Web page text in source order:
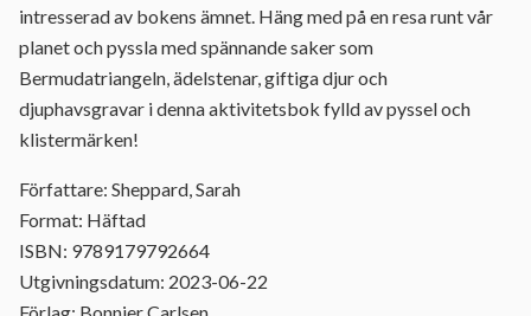
intresserad av bokens ämnet. Häng med på en resa runt vår
planet och pyssla med spännande saker som
Bermudatriangeln, ädelstenar, giftiga djur och
djuphavsgravar i denna aktivitetsbok fylld av pyssel och
klistermärken!
Författare: Sheppard, Sarah
Format: Häftad
ISBN: 9789179792664
Utgivningsdatum: 2023-06-22